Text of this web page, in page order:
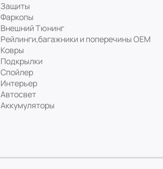
Защиты
Фаркопы
Внешний Тюнинг
Рейлинги,багажники и поперечины ОЕМ
Ковры
Подкрылки
Спойлер
Интерьер
Автосвет
Аккумуляторы